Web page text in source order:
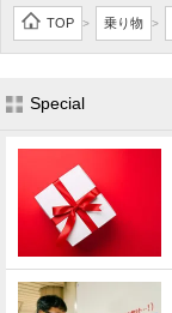
TOP > 乗り物 >
Special